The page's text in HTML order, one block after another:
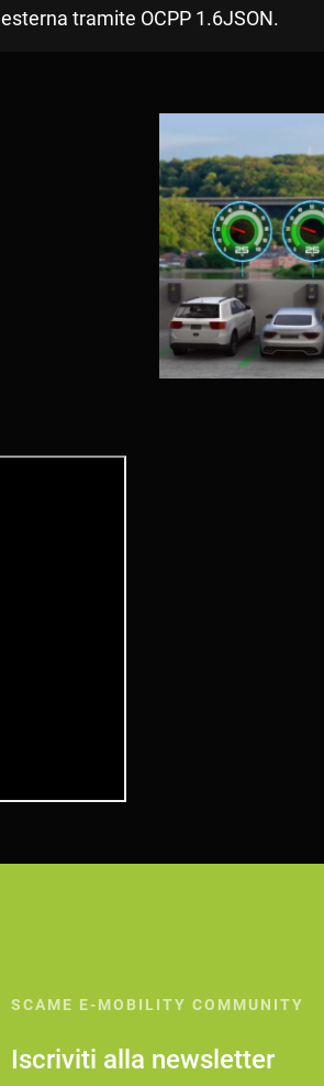
esterna tramite OCPP 1.6JSON.
SCAME E-MOBILITY COMMUNITY
Iscriviti alla newsletter